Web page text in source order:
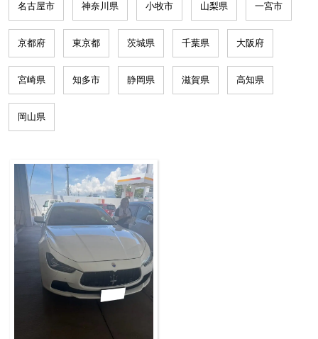
名古屋市 神奈川県 小牧市 山梨県 一宮市
京都府 東京都 茨城県 千葉県 大阪府
宮崎県 知多市 静岡県 滋賀県 高知県
岡山県